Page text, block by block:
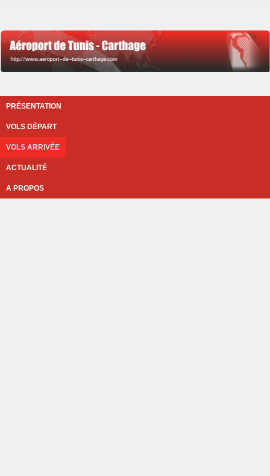
PRÉSENTATION
VOLS DÉPART
VOLS ARRIVÉE
ACTUALITÉ
A PROPOS